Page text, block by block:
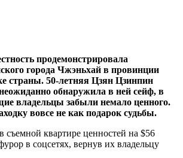
продемонстрировала
города Чжэньхай в провинции
страны. 50-летняя Цзян Цзинпин
обнаружила в ней сейф, в
владельцы забыли немало ценного.
вовсе не как подарок судьбы.